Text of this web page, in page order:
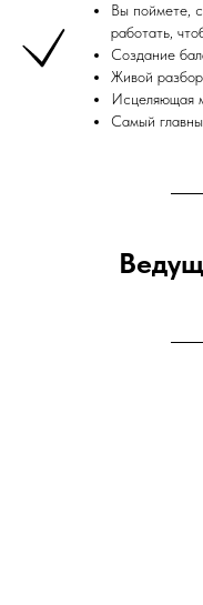
Вы поймете,
работать,
Создание
Живой
Исцеляющая
Самый